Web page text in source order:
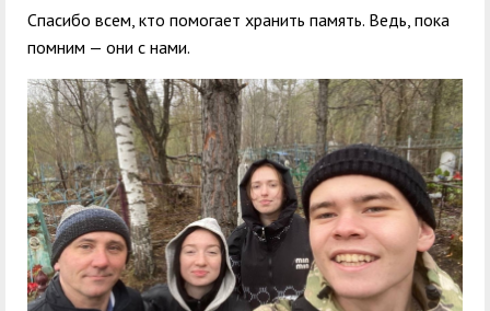
Спасибо всем, кто помогает хранить память. Ведь, пока
помним — они с нами.